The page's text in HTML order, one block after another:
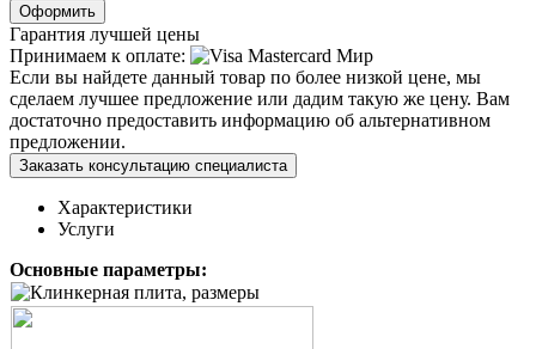
Оформить
Гарантия лучшей цены
Принимаем к оплате:
Если вы найдете данный товар по более низкой цене, мы
сделаем лучшее предложение или дадим такую же цену. Вам
достаточно предоставить информацию об альтернативном
предложении.
Заказать консультацию специалиста
Характеристики
Услуги
Основные параметры: